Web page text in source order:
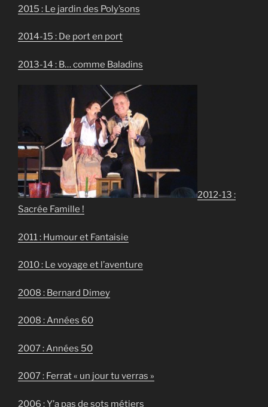
2015 : Le jardin des Poly’sons
2014-15 : De port en port
2013-14 : B… comme Baladins
2012-13 :
Sacrée Famille !
2011 : Humour et Fantaisie
2010 : Le voyage et l’aventure
2008 : Bernard Dimey
2008 : Années 60
2007 : Années 50
2007 : Ferrat « un jour tu verras »
2006 : Y’a pas de sots métiers